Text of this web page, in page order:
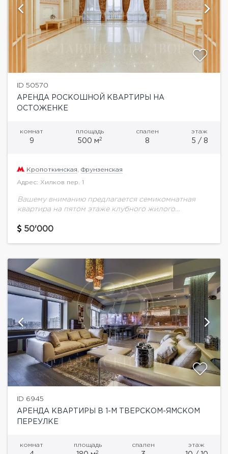
ID 50570
АРЕНДА РОСКОШНОЙ КВАРТИРЫ НА
ОСТОЖЕНКЕ
комнат
9
площадь
500 м2
спален
8
этаж
5 / 8
Кропоткинская Фрунзенская
Адрес: Хилков пер. 1
Вашему вниманию предлагается семикомнатная
квартира на пятом этаже клубного жилого
м.кв.Планировка включает три спальни, четыре
50'000
ID 6945
АРЕНДА КВАРТИРЫ В 1-М ТВЕРСКОМ-ЯМСКОМ
ПЕРЕУЛКЕ
комнат площадь
2
спален этаж